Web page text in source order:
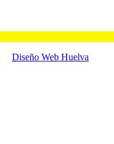
Diseño Web Huelva